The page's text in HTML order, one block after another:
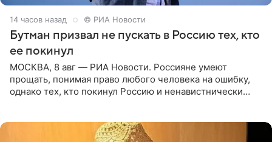
14 часов назад © РИА Новости
Бутман призвал не пускать в Россию тех, кто
ее покинул
МОСКВА, 8 авг — РИА Новости. Россияне умеют
прощать, понимая право любого человека на ошибку,
однако тех, кто покинул Россию и ненавистнически